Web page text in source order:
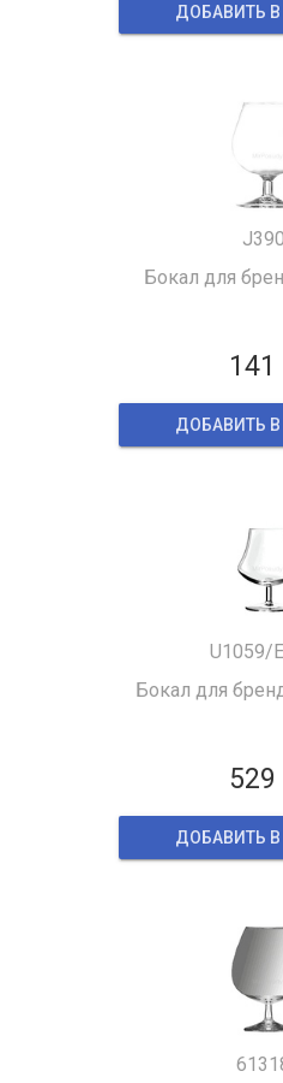
ДОБАВИТЬ
Бокал для
141
ДОБАВИТЬ
U1059/
Бокал для
529
ДОБАВИТЬ